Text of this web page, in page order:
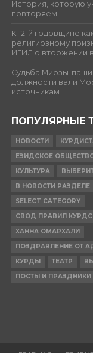
История, которую
повторяем
К 12-й годовщине
религиозному
ИГИЛ о вторжении
Судьба Мирзы-
должности вали
источникам
ПОПУЛЯРНЫЕ
НОВОСТИ
ЕЗИДСКОЕ
КУЛЬТУРА
В НОВОСТИ РАЗДЕЛЕ
SELECT CATEGORY
СВОД ПРАВИЛ
ХАННА ОМАРХАЛИ
ПОЗДРАВЛЕНИЕ ОТ
КУРДЫ
ТЕАТР
ПОСТЫ И ПРАЗДНИКИ